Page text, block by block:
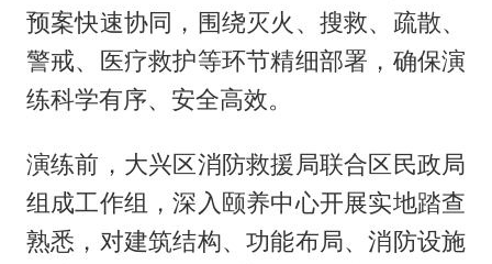
预案快速协同，围绕灭火、搜救、疏散、
警戒、医疗救护等环节精细部署，确保演
练科学有序、安全高效。
演练前，大兴区消防救援局联合区民政局
组成工作组，深入颐养中心开展实地踏查
熟悉，对建筑结构、功能布局、消防设施